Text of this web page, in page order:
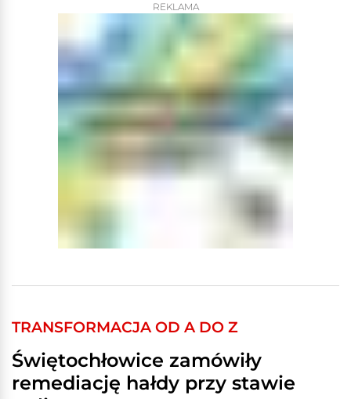
REKLAMA
TRANSFORMACJA OD A DO Z
Świętochłowice zamówiły
remediację hałdy przy stawie